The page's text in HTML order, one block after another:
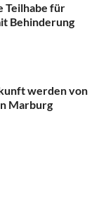
Teilhabe für
Behinderung
werden von
Marburg